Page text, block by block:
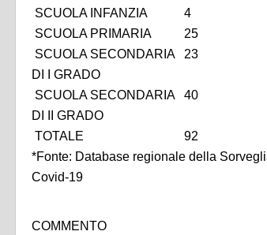
SCUOLA INFANZIA
4
SCUOLA PRIMARIA
25
SCUOLA SECONDARIA
DI I GRADO
23
SCUOLA SECONDARIA
DI II GRADO
40
TOTALE 92
*Fonte: Database regionale della
Covid-19
COMMENTO